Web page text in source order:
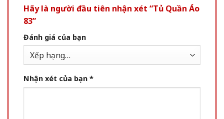
Hãy là người đầu tiên nhận xét “Tủ Quần Áo
83”
Đánh giá của bạn
Nhận xét của bạn *